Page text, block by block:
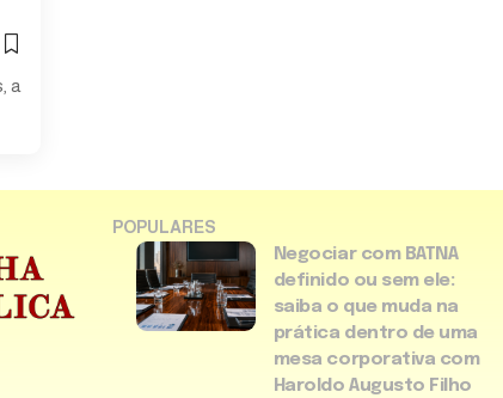
a
POPULARES
Negociar com BATNA
definido ou sem ele:
saiba o que muda na
prática dentro de uma
mesa corporativa com
Haroldo Augusto Filho